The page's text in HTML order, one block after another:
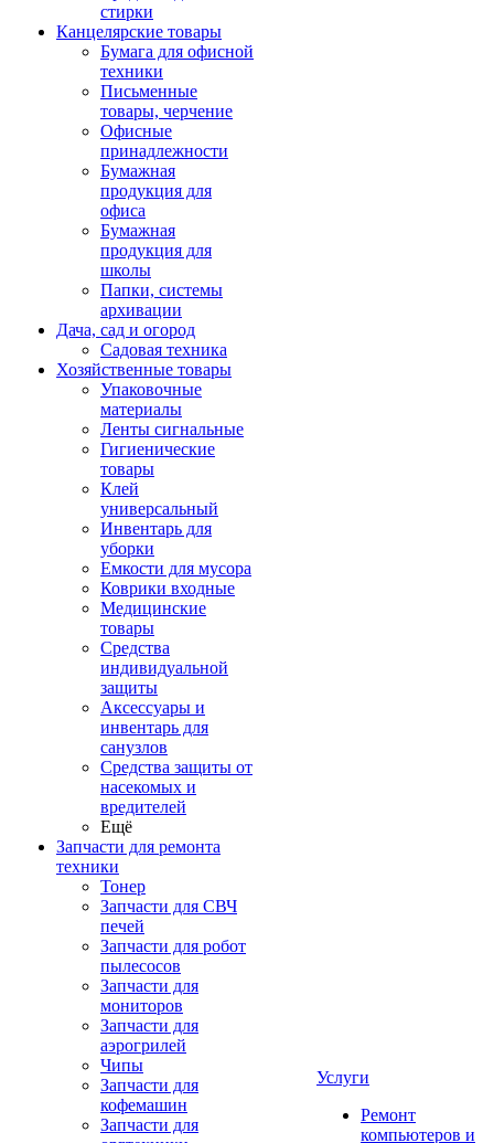
стирки
Канцелярские товары
Бумага для офисной
техники
Письменные
товары, черчение
Офисные
принадлежности
Бумажная
продукция для
офиса
Бумажная
продукция для
школы
Папки, системы
архивации
Дача, сад и огород
Садовая техника
Хозяйственные товары
Упаковочные
материалы
Ленты сигнальные
Гигиенические
товары
Клей
универсальный
Инвентарь для
уборки
Емкости для мусора
Коврики входные
Медицинские
товары
Средства
индивидуальной
защиты
Аксессуары и
инвентарь для
санузлов
Средства защиты от
насекомых и
вредителей
Ещё
Запчасти для ремонта
техники
Тонер
Запчасти для СВЧ
печей
Запчасти для робот
пылесосов
Запчасти для
мониторов
Запчасти для
аэрогрилей
Чипы
Запчасти для
кофемашин
Запчасти для
Услуги
Ремонт
компьютеров и